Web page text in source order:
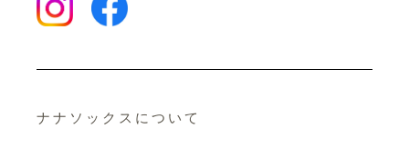
ナナソックスについて